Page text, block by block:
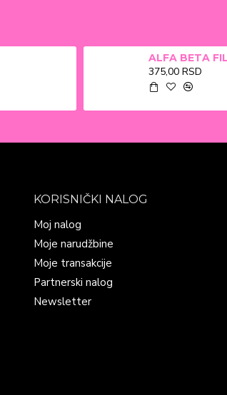
375,00 RSD
KORISNIČKI NALOG
Moj nalog
Moje narudžbine
Moje transakcije
Partnerski nalog
Newsletter